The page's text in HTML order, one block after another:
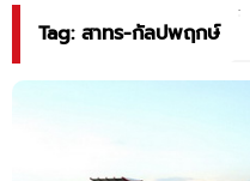
Tag: สาทร-กัลปพฤกษ์